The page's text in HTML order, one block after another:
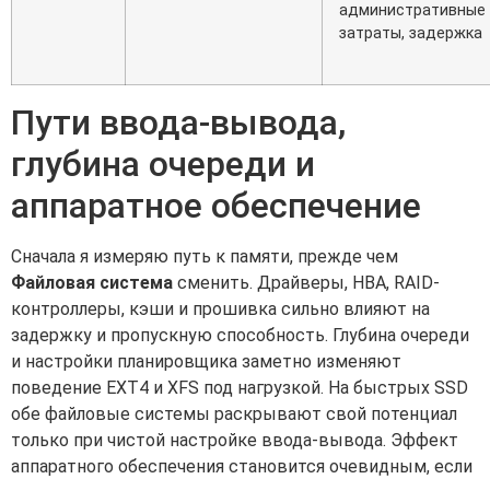
административные
затраты, задержка
Пути ввода-вывода,
глубина очереди и
аппаратное обеспечение
Сначала я измеряю путь к памяти, прежде чем
Файловая система сменить. Драйверы, HBA, RAID-
контроллеры, кэши и прошивка сильно влияют на
задержку и пропускную способность. Глубина очереди
и настройки планировщика заметно изменяют
поведение EXT4 и XFS под нагрузкой. На быстрых SSD
обе файловые системы раскрывают свой потенциал
только при чистой настройке ввода-вывода. Эффект
аппаратного обеспечения становится очевидным, если